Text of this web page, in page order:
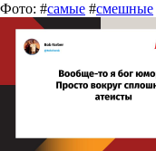
Фото: #самые #смешные